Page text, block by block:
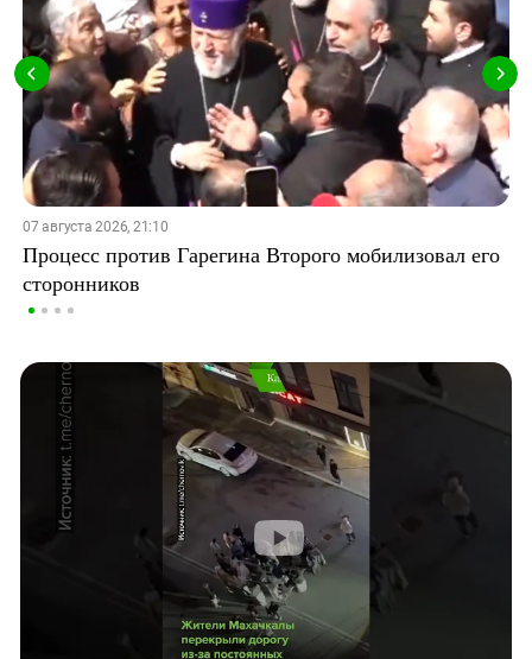
07 августа 2026, 21:10
Процесс против Гарегина Второго мобилизовал его
сторонников